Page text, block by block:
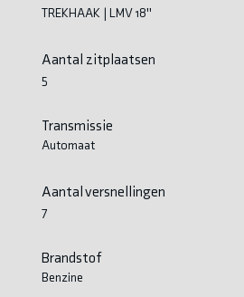
TREKHAAK | LMV 18''
Aantal zitplaatsen
5
Transmissie
Automaat
Aantal versnellingen
7
Brandstof
Benzine